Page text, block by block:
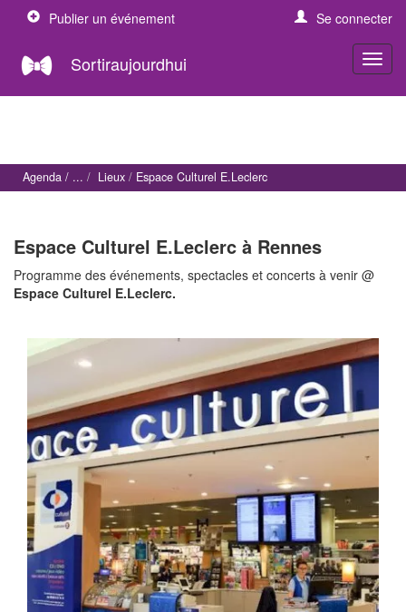
Publier un événement Se connecter
Sortiraujourdhui
Agenda Lieux Espace Culturel E.Leclerc
Espace Culturel E.Leclerc à Rennes
Programme des événements, spectacles et concerts à venir @
Espace Culturel E.Leclerc.